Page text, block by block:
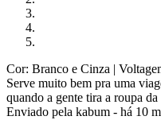
Cor: Branco e Cinza |
Serve muito bem pra uma
quando a gente tira a roupa da
Enviado pela kabum - há 10